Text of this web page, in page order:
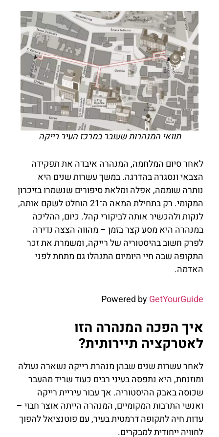
תוואי המנהרות שעובר במרכז העיר רייקה
לאחר סיום המלחמה, המנהרה איבדה את תפקידה
הצבאי ונסגרה בהדרגה. במשך עשרות שנים היא
נותרה שוממה, אפלה ומלאת סיפורים שנשמרו בזיכרון
המקומי. רק בתחילת המאה ה־21 הוחלט לשקם אותה,
לנקות ולהכשיר אותה לביקורי קהל. כיום, ההליכה
במנהרה היא מסע קצר בזמן – מהווה הצצה נדירה
לפרק חשוב בהיסטוריה של רייקה, ומשמרת את זכר
התקופה שבה חיי היומיום התנהלו גם מתחת לפני
האדמה.
Powered byGetYourGuide
איך הפכה המנהרה הזו
לאטרקציה תיירותית?
לאחר עשרות שנים שבהן מנהרת רייקה נשארה נעולה
ומוזנחת, היא נתפסה בעיני רבים כעוד שריד מהעבר
שכוסה באבק ההיסטוריה. אך עבור עיריית רייקה
ואנשי התרבות המקומיים, המנהרה הייתה אוצר חבוי –
עדות חיה לתקופה דרמטית בעיר, עם פוטנציאל להפוך
לחוויה ייחודית למבקרים.